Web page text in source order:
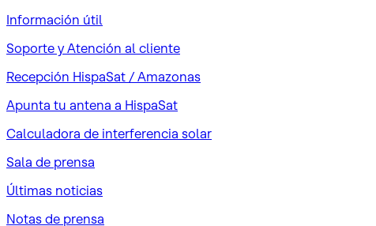
Información útil
Soporte y Atención al cliente
Recepción HispaSat / Amazonas
Apunta tu antena a HispaSat
Calculadora de interferencia solar
Sala de prensa
Últimas noticias
Notas de prensa